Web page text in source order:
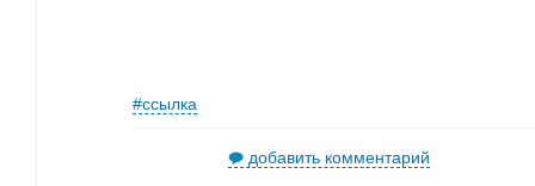
#ссылка
добавить комментарий